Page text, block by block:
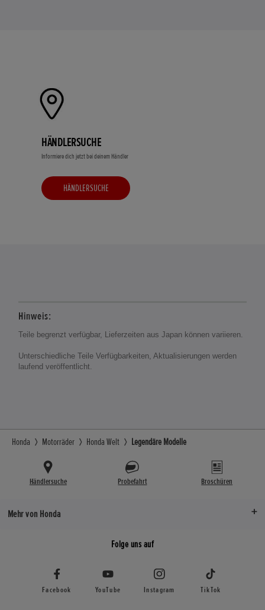
HÄNDLERSUCHE
Informiere dich jetzt bei deinem Händler
HÄNDLERSUCHE
Hinweis:
Teile begrenzt verfügbar, Lieferzeiten aus Japan können variieren.
Unterschiedliche Teile Verfügbarkeiten, Aktualisierungen werden
laufend veröffentlicht.
Honda Motorräder Honda Welt Legendäre Modelle
Händlersuche Probefahrt Broschüren
Mehr von Honda
Folge uns auf
Facebook YouTube Instagram TikTok